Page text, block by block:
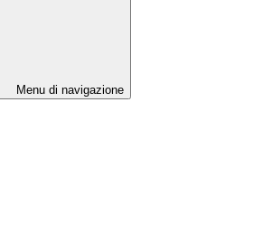
Menu di navigazione